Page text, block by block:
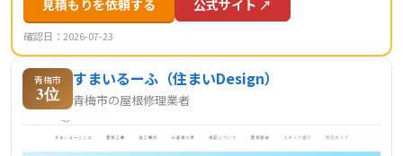
見積もりを依頼する 公式サイト ↗
確認日：2026-07-23
青梅市
3位
すまいるーふ（住まいDesign）
青梅市の屋根修理業者